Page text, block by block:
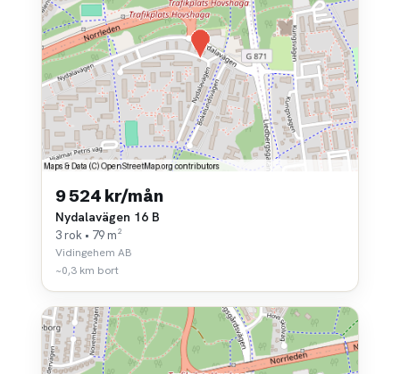
9 524 kr/mån
Nydalavägen 16 B
3 rok • 79 m²
Vidingehem AB
~0,3 km bort